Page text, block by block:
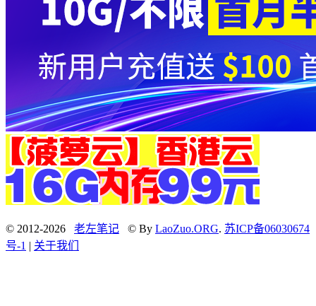
© 2012-2026 老左笔记 © By LaoZuo.ORG. 苏ICP备06030674
号-1 | 关于我们